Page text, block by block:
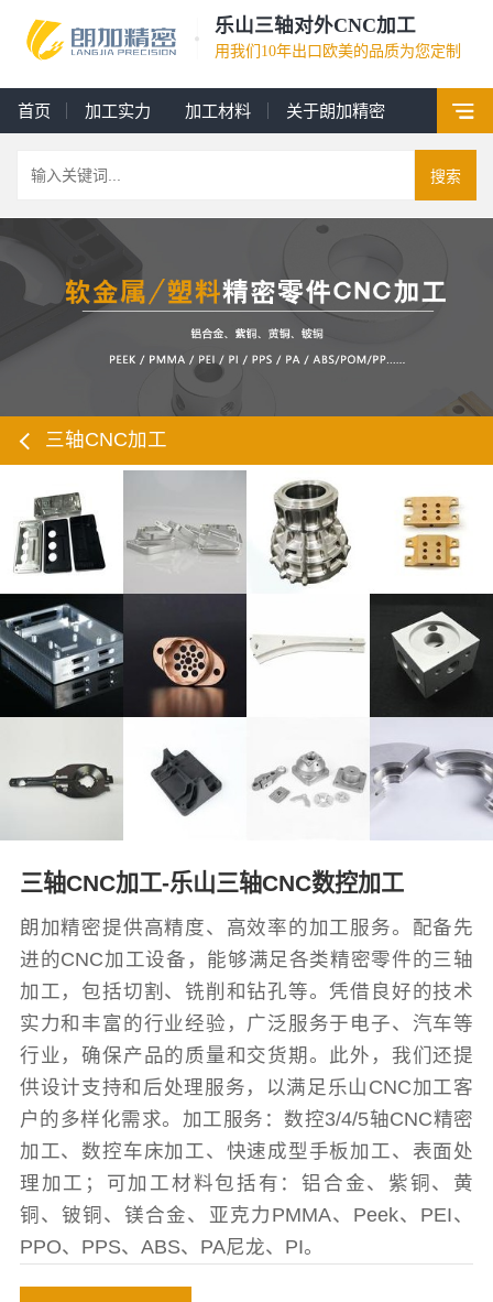
乐山三轴对外CNC加工
用我们10年出口欧美的品质为您定制
首页 加工实力 加工材料 关于朗加精密
搜索
三轴CNC加工
三轴CNC加工-乐山三轴CNC数控加工
朗加精密提供高精度、高效率的加工服务。配备先
进的CNC加工设备，能够满足各类精密零件的三轴
加工，包括切割、铣削和钻孔等。凭借良好的技术
实力和丰富的行业经验，广泛服务于电子、汽车等
行业，确保产品的质量和交货期。此外，我们还提
供设计支持和后处理服务，以满足乐山CNC加工客
户的多样化需求。加工服务：数控3/4/5轴CNC精密
加工、数控车床加工、快速成型手板加工、表面处
理加工；可加工材料包括有：铝合金、紫铜、黄
铜、铍铜、镁合金、亚克力PMMA、Peek、PEI、
PPO、PPS、ABS、PA尼龙、PI。